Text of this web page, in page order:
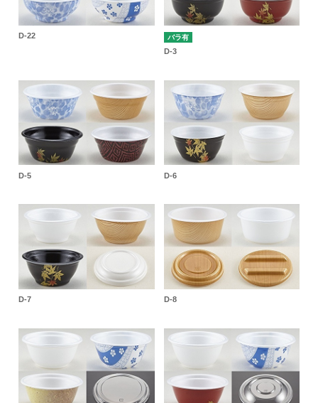
D-22 バラ有
D-3
D-5 D-6
D-7 D-8